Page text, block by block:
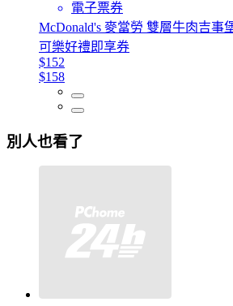
電子票券
McDonald's 麥當勞 雙層牛肉吉事
可樂好禮即享券
$152
$158
別人也看了